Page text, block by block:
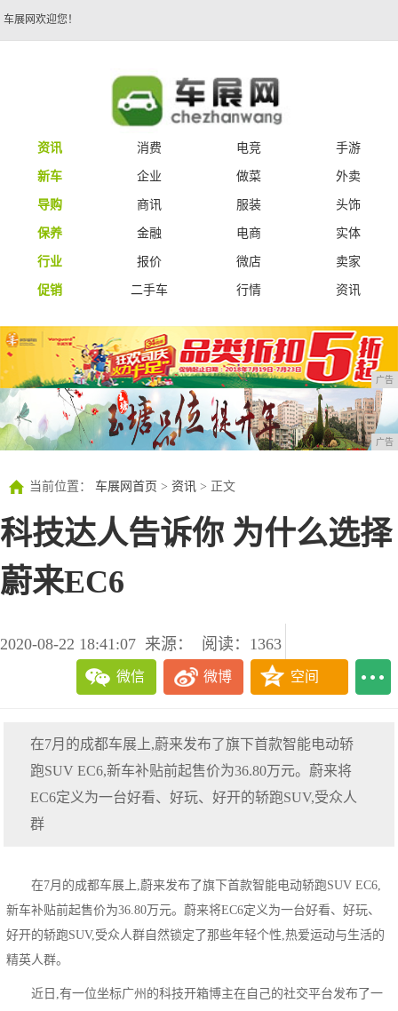
车展网欢迎您！
资讯 消费 电竞
手游
新车
企业 做菜
外卖
导购
商讯 服装
头饰
保养
金融 电商
实体
行业
报价 微店
卖家
促销
二手车 行情 资讯
广告
广告
当前位置： 车展网首页 > 资讯 > 正文
科技达人告诉你 为什么选择
蔚来EC6
2020-08-22 18:41:07 来源： 阅读：1363
微信 微博 空间
在7月的成都车展上,蔚来发布了旗下首款智能电动轿
跑SUV EC6,新车补贴前起售价为36.80万元。蔚来将
EC6定义为一台好看、好玩、好开的轿跑SUV,受众人
群
在7月的成都车展上,蔚来发布了旗下首款智能电动轿跑SUV EC6,
新车补贴前起售价为36.80万元。蔚来将EC6定义为一台好看、好玩、
好开的轿跑SUV,受众人群自然锁定了那些年轻个性,热爱运动与生活的
精英人群。
近日,有一位坐标广州的科技开箱博主在自己的社交平台发布了一